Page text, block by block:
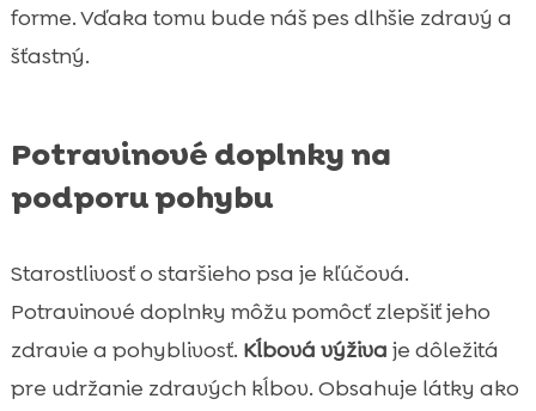
forme. Vďaka tomu bude náš pes dlhšie zdravý a
šťastný.
Potravinové doplnky na
podporu pohybu
Starostlivosť o staršieho psa je kľúčová.
Potravinové doplnky môžu pomôcť zlepšiť jeho
zdravie a pohyblivosť. Kĺbová výživa je dôležitá
pre udržanie zdravých kĺbov. Obsahuje látky ako